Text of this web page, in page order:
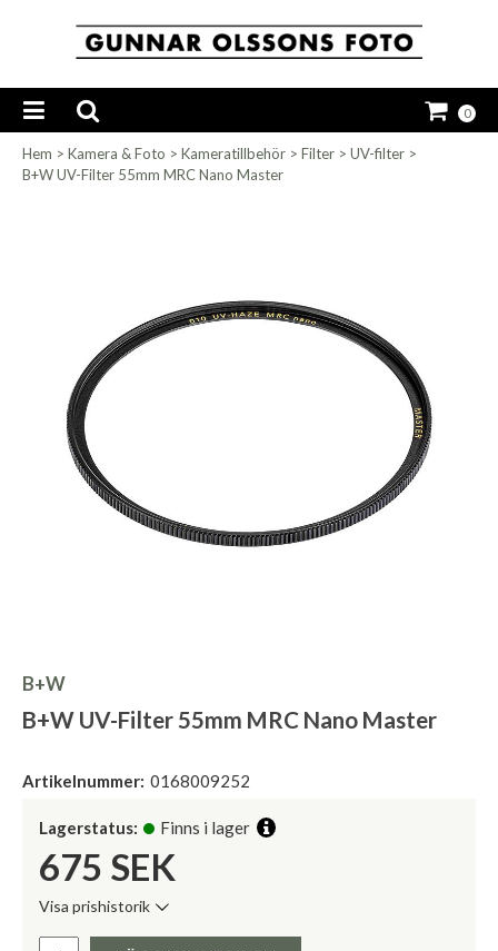
0
Hem > Kamera & Foto > Kameratillbehör > Filter > UV-filter >
B+W UV-Filter 55mm MRC Nano Master
B+W
B+W UV-Filter 55mm MRC Nano Master
Artikelnummer: 0168009252
Lagerstatus: Finns i lager
675 SEK
Visa prishistorik
Pris: